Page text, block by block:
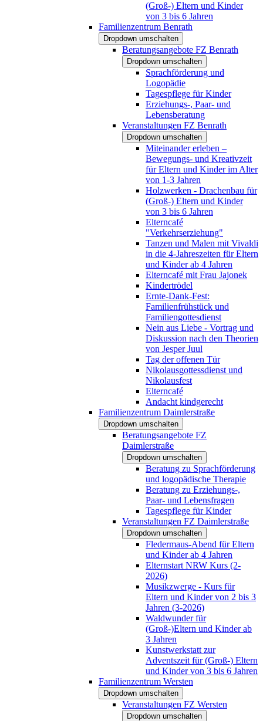
(Groß-) Eltern und Kinder
von 3 bis 6 Jahren
Familienzentrum Benrath
Dropdown umschalten
Beratungsangebote FZ Benrath
Dropdown umschalten
Sprachförderung und
Logopädie
Tagespflege für Kinder
Erziehungs-, Paar- und
Lebensberatung
Veranstaltungen FZ Benrath
Dropdown umschalten
Miteinander erleben –
Bewegungs- und Kreativzeit
für Eltern und Kinder im Alter
von 1-3 Jahren
Holzwerken - Drachenbau für
(Groß-) Eltern und Kinder
von 3 bis 6 Jahren
Elterncafé
"Verkehrserziehung"
Tanzen und Malen mit Vivaldi
in die 4-Jahreszeiten für Eltern
und Kinder ab 4 Jahren
Elterncafé mit Frau Jajonek
Kindertrödel
Ernte-Dank-Fest:
Familienfrühstück und
Familiengottesdienst
Nein aus Liebe - Vortrag und
Diskussion nach den Theorien
von Jesper Juul
Tag der offenen Tür
Nikolausgottessdienst und
Nikolausfest
Elterncafé
Andacht kindgerecht
Familienzentrum Daimlerstraße
Dropdown umschalten
Beratungsangebote FZ
Daimlerstraße
Dropdown umschalten
Beratung zu Sprachförderung
und logopädische Therapie
Beratung zu Erziehungs-,
Paar- und Lebensfragen
Tagespflege für Kinder
Veranstaltungen FZ Daimlerstraße
Dropdown umschalten
Fledermaus-Abend für Eltern
und Kinder ab 4 Jahren
Elternstart NRW Kurs (2-
2026)
Musikzwerge - Kurs für
Eltern und Kinder von 2 bis 3
Jahren (3-2026)
Waldwunder für
(Groß-)Eltern und Kinder ab
3 Jahren
Kunstwerkstatt zur
Adventszeit für (Groß-) Eltern
und Kinder von 3 bis 6 Jahren
Familienzentrum Wersten
Dropdown umschalten
Veranstaltungen FZ Wersten
Dropdown umschalten